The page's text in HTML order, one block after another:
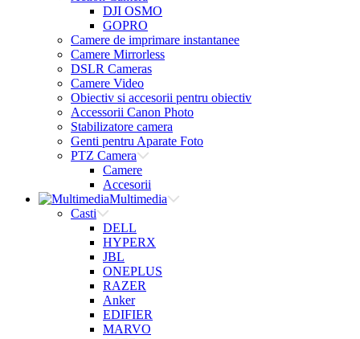
DJI OSMO
GOPRO
Camere de imprimare instantanee
Camere Mirrorless
DSLR Cameras
Camere Video
Obiectiv si accesorii pentru obiectiv
Accessorii Canon Photo
Stabilizatore camera
Genti pentru Aparate Foto
PTZ Camera
Camere
Accesorii
Multimedia
Casti
DELL
HYPERX
JBL
ONEPLUS
RAZER
Anker
EDIFIER
MARVO